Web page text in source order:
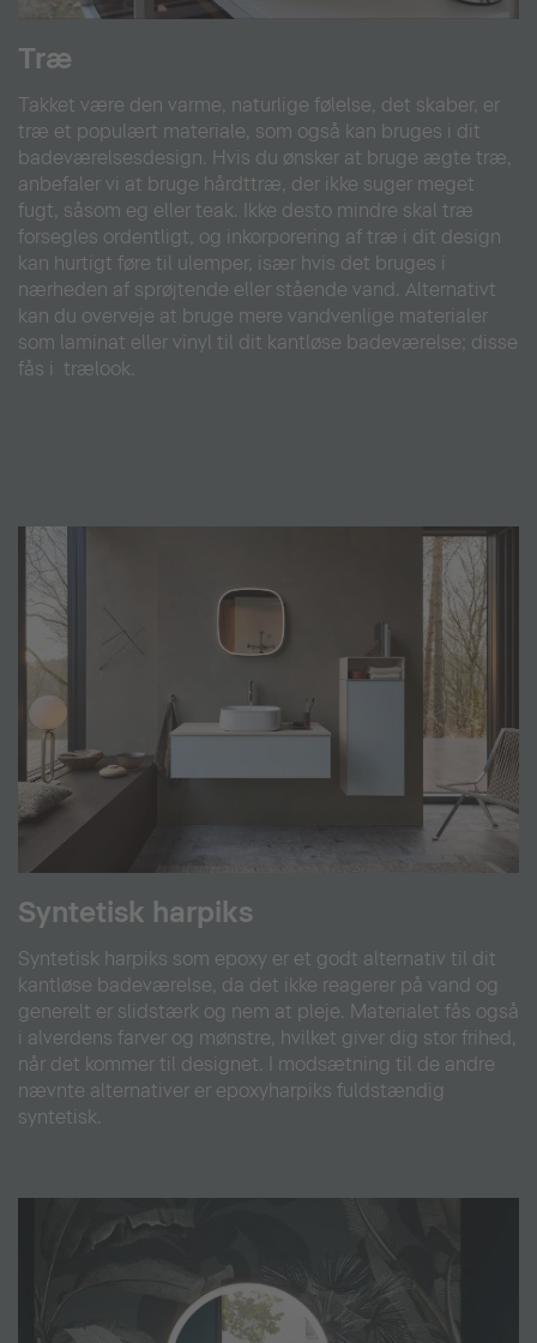
Træ
Takket være den varme, naturlige følelse, det skaber, er
træ et populært materiale, som også kan bruges i dit
badeværelsesdesign. Hvis du ønsker at bruge ægte træ,
anbefaler vi at bruge hårdttræ, der ikke suger meget
fugt, såsom eg eller teak. Ikke desto mindre skal træ
forsegles ordentligt, og inkorporering af træ i dit design
kan hurtigt føre til ulemper, især hvis det bruges i
nærheden af ​​sprøjtende eller stående vand. Alternativt
kan du overveje at bruge mere vandvenlige materialer
som laminat eller vinyl til dit kantløse badeværelse; disse
fås i trælook.
Syntetisk harpiks
Syntetisk harpiks som epoxy er et godt alternativ til dit
kantløse badeværelse, da det ikke reagerer på vand og
generelt er slidstærk og nem at pleje. Materialet fås også
i alverdens farver og mønstre, hvilket giver dig stor frihed,
når det kommer til designet. I modsætning til de andre
nævnte alternativer er epoxyharpiks fuldstændig
syntetisk.